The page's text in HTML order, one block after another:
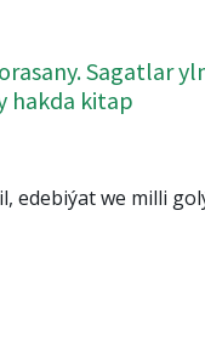
Sagatlar
hakda kitap
edebiýat we milli